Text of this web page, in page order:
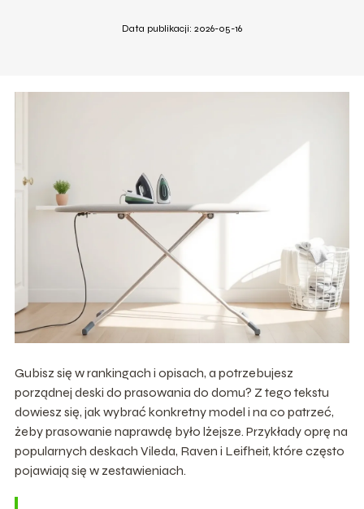
Data publikacji: 2026-05-16
Gubisz się w rankingach i opisach, a potrzebujesz
porządnej deski do prasowania do domu? Z tego tekstu
dowiesz się, jak wybrać konkretny model i na co patrzeć,
żeby prasowanie naprawdę było lżejsze. Przykłady oprę na
popularnych deskach Vileda, Raven i Leifheit, które często
pojawiają się w zestawieniach.